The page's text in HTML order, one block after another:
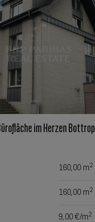
im Herzen Bottrop
160,00 m2
160,00 m2
9,00 €/m2